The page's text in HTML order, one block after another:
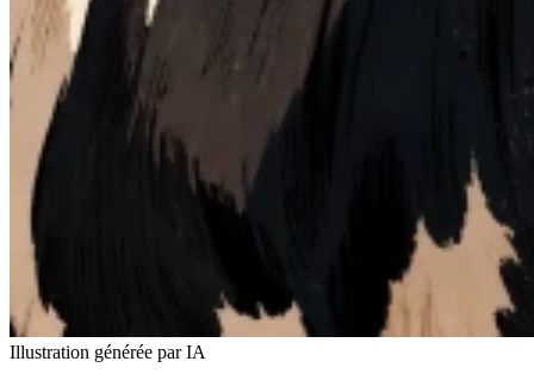
Illustration générée par IA